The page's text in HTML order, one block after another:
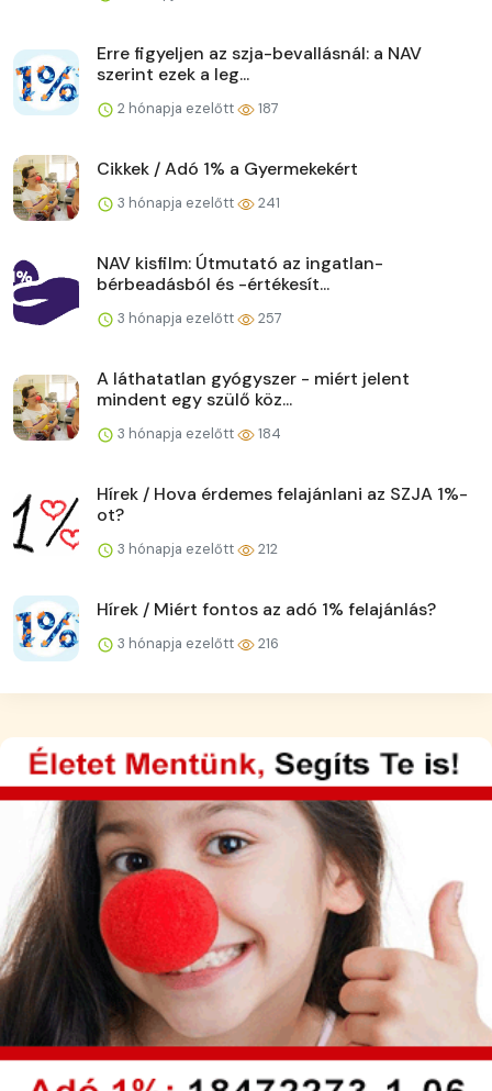
Erre figyeljen az szja-bevallásnál: a NAV
szerint ezek a leg...
2 hónapja ezelőtt 187
Cikkek / Adó 1% a Gyermekekért
3 hónapja ezelőtt 241
NAV kisfilm: Útmutató az ingatlan-
bérbeadásból és -értékesít...
3 hónapja ezelőtt 257
A láthatatlan gyógyszer - miért jelent
mindent egy szülő köz...
3 hónapja ezelőtt 184
Hírek / Hova érdemes felajánlani az SZJA 1%-
ot?
3 hónapja ezelőtt 212
Hírek / Miért fontos az adó 1% felajánlás?
3 hónapja ezelőtt 216